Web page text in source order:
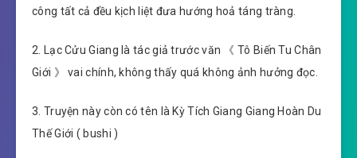
công tất cả đều kịch liệt đưa hướng hoả táng tràng.
2. Lạc Cửu Giang là tác giả trước văn 《 Tô Biến Tu Chân
Giới 》 vai chính, không thấy quá không ảnh hưởng đọc.
3. Truyện này còn có tên là Kỳ Tích Giang Giang Hoàn Du
Thế Giới ( bushi )